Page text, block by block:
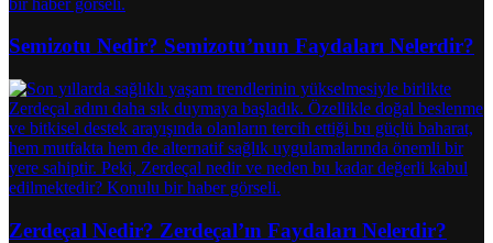
Semizotu Nedir? Semizotu’nun Faydaları Nelerdir?
Zerdeçal Nedir? Zerdeçal’ın Faydaları Nelerdir?